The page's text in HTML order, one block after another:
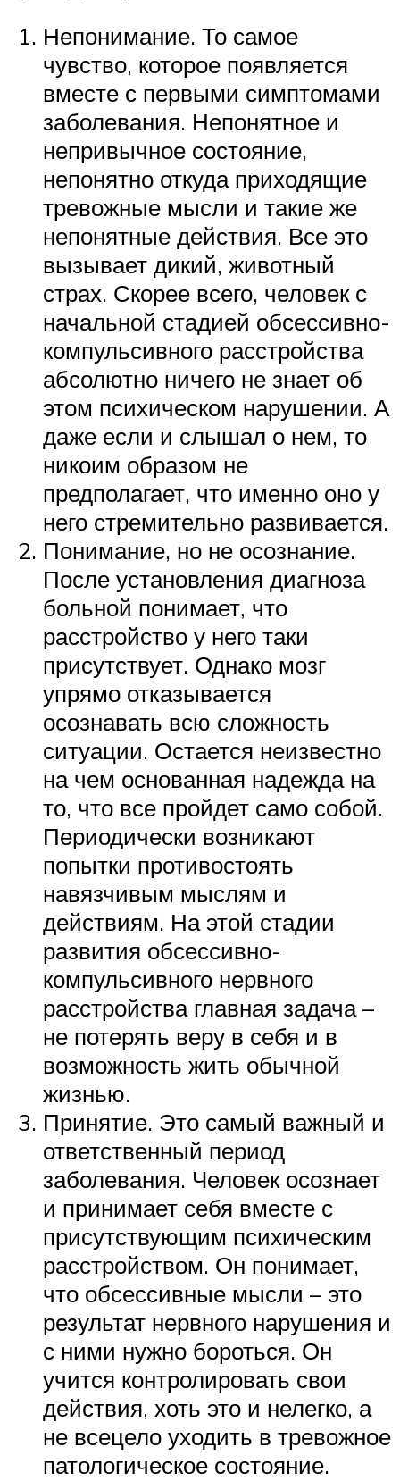
Непонимание. То самое
чувство, которое появляется
вместе с первыми симптомами
заболевания. Непонятное и
непривычное состояние,
непонятно откуда приходящие
тревожные мысли и такие же
непонятные действия. Все это
вызывает дикий, животный
страх. Скорее всего, человек с
начальной стадией обсессивно-
компульсивного расстройства
абсолютно ничего не знает об
этом психическом нарушении. А
даже если и слышал о нем, то
никоим образом не
предполагает, что именно оно у
него стремительно развивается.
Понимание, но не осознание.
После установления диагноза
больной понимает, что
расстройство у него таки
присутствует. Однако мозг
упрямо отказывается
осознавать всю сложность
ситуации. Остается неизвестно
на чем основанная надежда на
то, что все пройдет само собой.
Периодически возникают
попытки противостоять
навязчивым мыслям и
действиям. На этой стадии
развития обсессивно-
компульсивного нервного
расстройства главная задача –
не потерять веру в себя и в
возможность жить обычной
жизнью.
Принятие. Это самый важный и
ответственный период
заболевания. Человек осознает
и принимает себя вместе с
присутствующим психическим
расстройством. Он понимает,
что обсессивные мысли – это
результат нервного нарушения и
с ними нужно бороться. Он
учится контролировать свои
действия, хоть это и нелегко, а
не всецело уходить в тревожное
патологическое состояние.